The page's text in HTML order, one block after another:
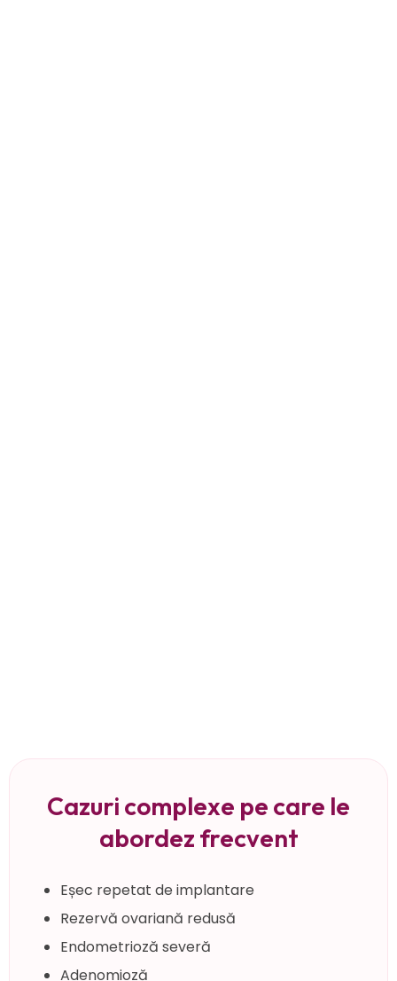
Cazuri complexe pe care le
abordez frecvent
Eșec repetat de implantare
Rezervă ovariană redusă
Endometrioză severă
Adenomioză